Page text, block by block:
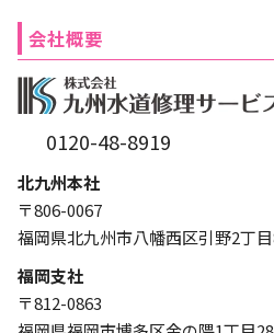
会社概要
0120-48-8919
北九州本社
〒806-0067
福岡県北九州市八幡西区引野2丁
福岡支社
〒812-0863